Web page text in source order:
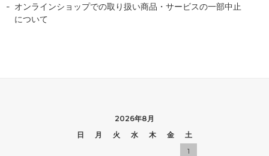
オンラインショップでの取り扱い商品・サービスの一部中止
について
2026年8月
日
月 火 水 木 金
土
1